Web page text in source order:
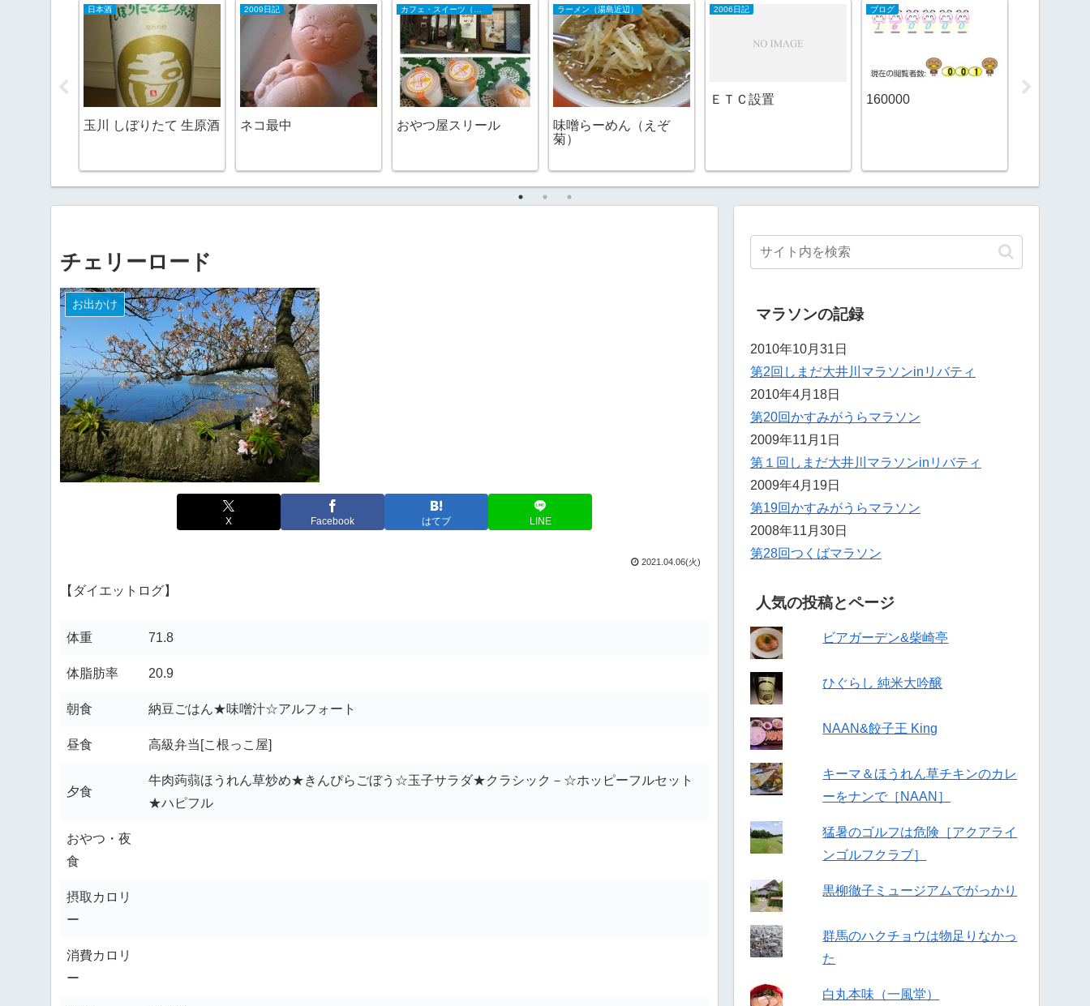
日本酒
玉川 しぼりたて 生原酒
2009日記
ネコ最中
カフェ・スイーツ（山陰）
おやつ屋スリール
ラーメン（湯島近辺）
味噌らーめん（えぞ
菊）
2006日記
ＥＴＣ設置
ブログ
160000
チェリーロード
お出かけ
X Facebook はてブ LINE
2021.04.06(火)
【ダイエットログ】
体重 71.8
体脂肪率 20.9
朝食 納豆ごはん★味噌汁☆アルフォート
昼食 高級弁当[こ根っこ屋]
夕食
牛肉蒟蒻ほうれん草炒め★きんぴらごぼう☆玉子サラダ★クラシック－☆ホッピーフルセット
★ハピフル
おやつ・夜
食
摂取カロリ
ー
消費カロリ
ー
マラソンの記録
2010年10月31日
第2回しまだ大井川マラソンinリバティ
2010年4月18日
第20回かすみがうらマラソン
2009年11月1日
第１回しまだ大井川マラソンinリバティ
2009年4月19日
第19回かすみがうらマラソン
2008年11月30日
第28回つくばマラソン
人気の投稿とページ
ビアガーデン&柴崎亭
ひぐらし 純米大吟醸
NAAN&餃子王 King
キーマ＆ほうれん草チキンのカレ
ーをナンで［NAAN］
猛暑のゴルフは危険［アクアライ
ンゴルフクラブ］
黒柳徹子ミュージアムでがっかり
群馬のハクチョウは物足りなかっ
た
白丸本味（一風堂）